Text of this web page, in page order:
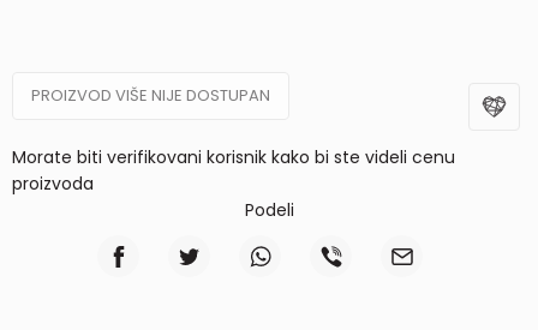
PROIZVOD VIŠE NIJE DOSTUPAN
Morate biti verifikovani korisnik kako bi ste videli cenu
proizvoda
Podeli